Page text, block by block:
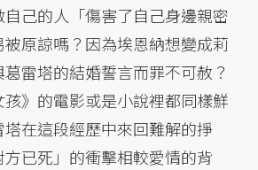
己的人「傷害了自己身邊親密
原諒嗎？因為埃恩納想變成莉
雷塔的結婚誓言而罪不可赦？
》的電影或是小說裡都同樣鮮
在這段經歷中來回難解的掙
已死」的衝擊相較愛情的背